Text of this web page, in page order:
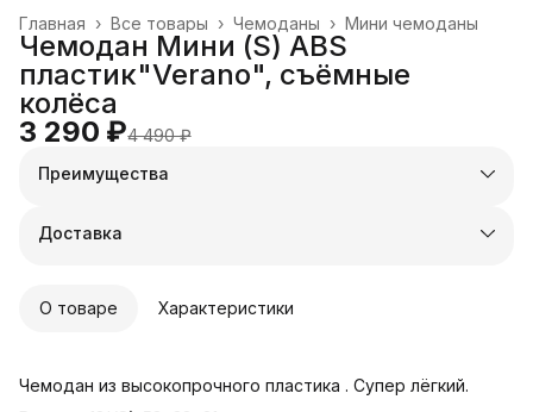
Мини чемоданы
Чемоданы ›
Все товары ›
Главная ›
Чемодан Мини (S) ABS
пластик"Verano", съёмные
колёса
3 290 ₽4 490 ₽
Преимущества
Оплата частями в Сплит
Удобный возврат
Доставка
О товаре Характеристики
Чемодан из высокопрочного пластика . Супер лёгкий.